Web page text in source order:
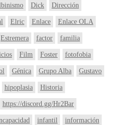
Dick Dirección
Elric Enlace Enlace OLA
Estremera factor familia
Film Foster fotofobia
Génica Grupo Alba Gustavo
hipoplasia Historia
https://discord.gg/Hr2Bar
infantil información